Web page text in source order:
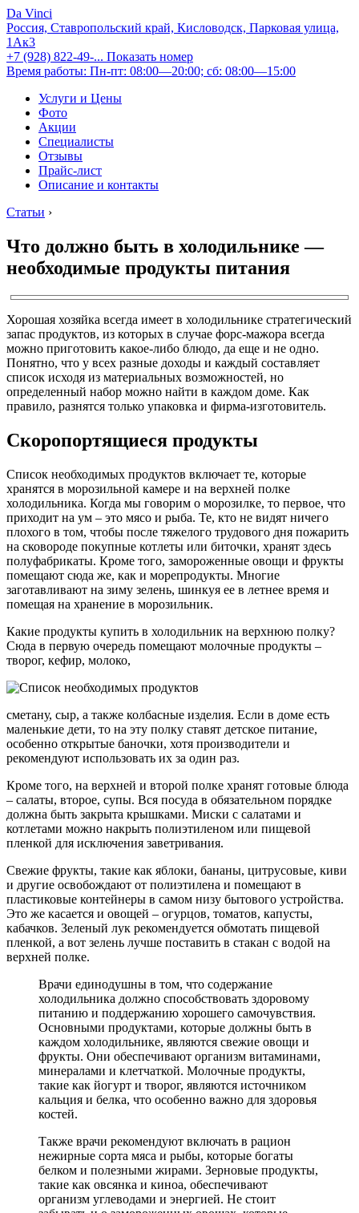
Da Vinci
Россия, Ставропольский край, Кисловодск, Парковая улица,
1Ак3
+7 (928) 822-49-... Показать номер
Время работы: Пн-пт: 08:00—20:00; сб: 08:00—15:00
Услуги и Цены
Фото
Акции
Специалисты
Отзывы
Прайс-лист
Описание и контакты
Статьи ›
Что должно быть в холодильнике —
необходимые продукты питания
Хорошая хозяйка всегда имеет в холодильнике стратегический
запас продуктов, из которых в случае форс-мажора всегда
можно приготовить какое-либо блюдо, да еще и не одно.
Понятно, что у всех разные доходы и каждый составляет
список исходя из материальных возможностей, но
определенный набор можно найти в каждом доме. Как
правило, разнятся только упаковка и фирма-изготовитель.
Скоропортящиеся продукты
Список необходимых продуктов включает те, которые
хранятся в морозильной камере и на верхней полке
холодильника. Когда мы говорим о морозилке, то первое, что
приходит на ум – это мясо и рыба. Те, кто не видят ничего
плохого в том, чтобы после тяжелого трудового дня пожарить
на сковороде покупные котлеты или биточки, хранят здесь
полуфабрикаты. Кроме того, замороженные овощи и фрукты
помещают сюда же, как и морепродукты. Многие
заготавливают на зиму зелень, шинкуя ее в летнее время и
помещая на хранение в морозильник.
Какие продукты купить в холодильник на верхнюю полку?
Сюда в первую очередь помещают молочные продукты –
творог, кефир, молоко,
сметану, сыр, а также колбасные изделия. Если в доме есть
маленькие дети, то на эту полку ставят детское питание,
особенно открытые баночки, хотя производители и
рекомендуют использовать их за один раз.
Кроме того, на верхней и второй полке хранят готовые блюда
– салаты, второе, супы. Вся посуда в обязательном порядке
должна быть закрыта крышками. Миски с салатами и
котлетами можно накрыть полиэтиленом или пищевой
пленкой для исключения заветривания.
Свежие фрукты, такие как яблоки, бананы, цитрусовые, киви
и другие освобождают от полиэтилена и помещают в
пластиковые контейнеры в самом низу бытового устройства.
Это же касается и овощей – огурцов, томатов, капусты,
кабачков. Зеленый лук рекомендуется обмотать пищевой
пленкой, а вот зелень лучше поставить в стакан с водой на
верхней полке.
Врачи единодушны в том, что содержание
холодильника должно способствовать здоровому
питанию и поддержанию хорошего самочувствия.
Основными продуктами, которые должны быть в
каждом холодильнике, являются свежие овощи и
фрукты. Они обеспечивают организм витаминами,
минералами и клетчаткой. Молочные продукты,
такие как йогурт и творог, являются источником
кальция и белка, что особенно важно для здоровья
костей.
Также врачи рекомендуют включать в рацион
нежирные сорта мяса и рыбы, которые богаты
белком и полезными жирами. Зерновые продукты,
такие как овсянка и киноа, обеспечивают
организм углеводами и энергией. Не стоит